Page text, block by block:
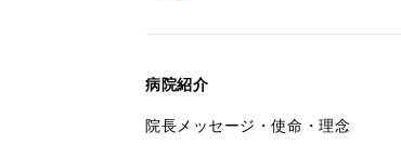
病院紹介
院長メッセージ・使命・理念